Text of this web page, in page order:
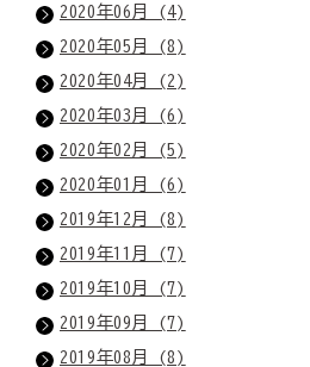
2020年06月 (4)
2020年05月 (8)
2020年04月 (2)
2020年03月 (6)
2020年02月 (5)
2020年01月 (6)
2019年12月 (8)
2019年11月 (7)
2019年10月 (7)
2019年09月 (7)
2019年08月 (8)